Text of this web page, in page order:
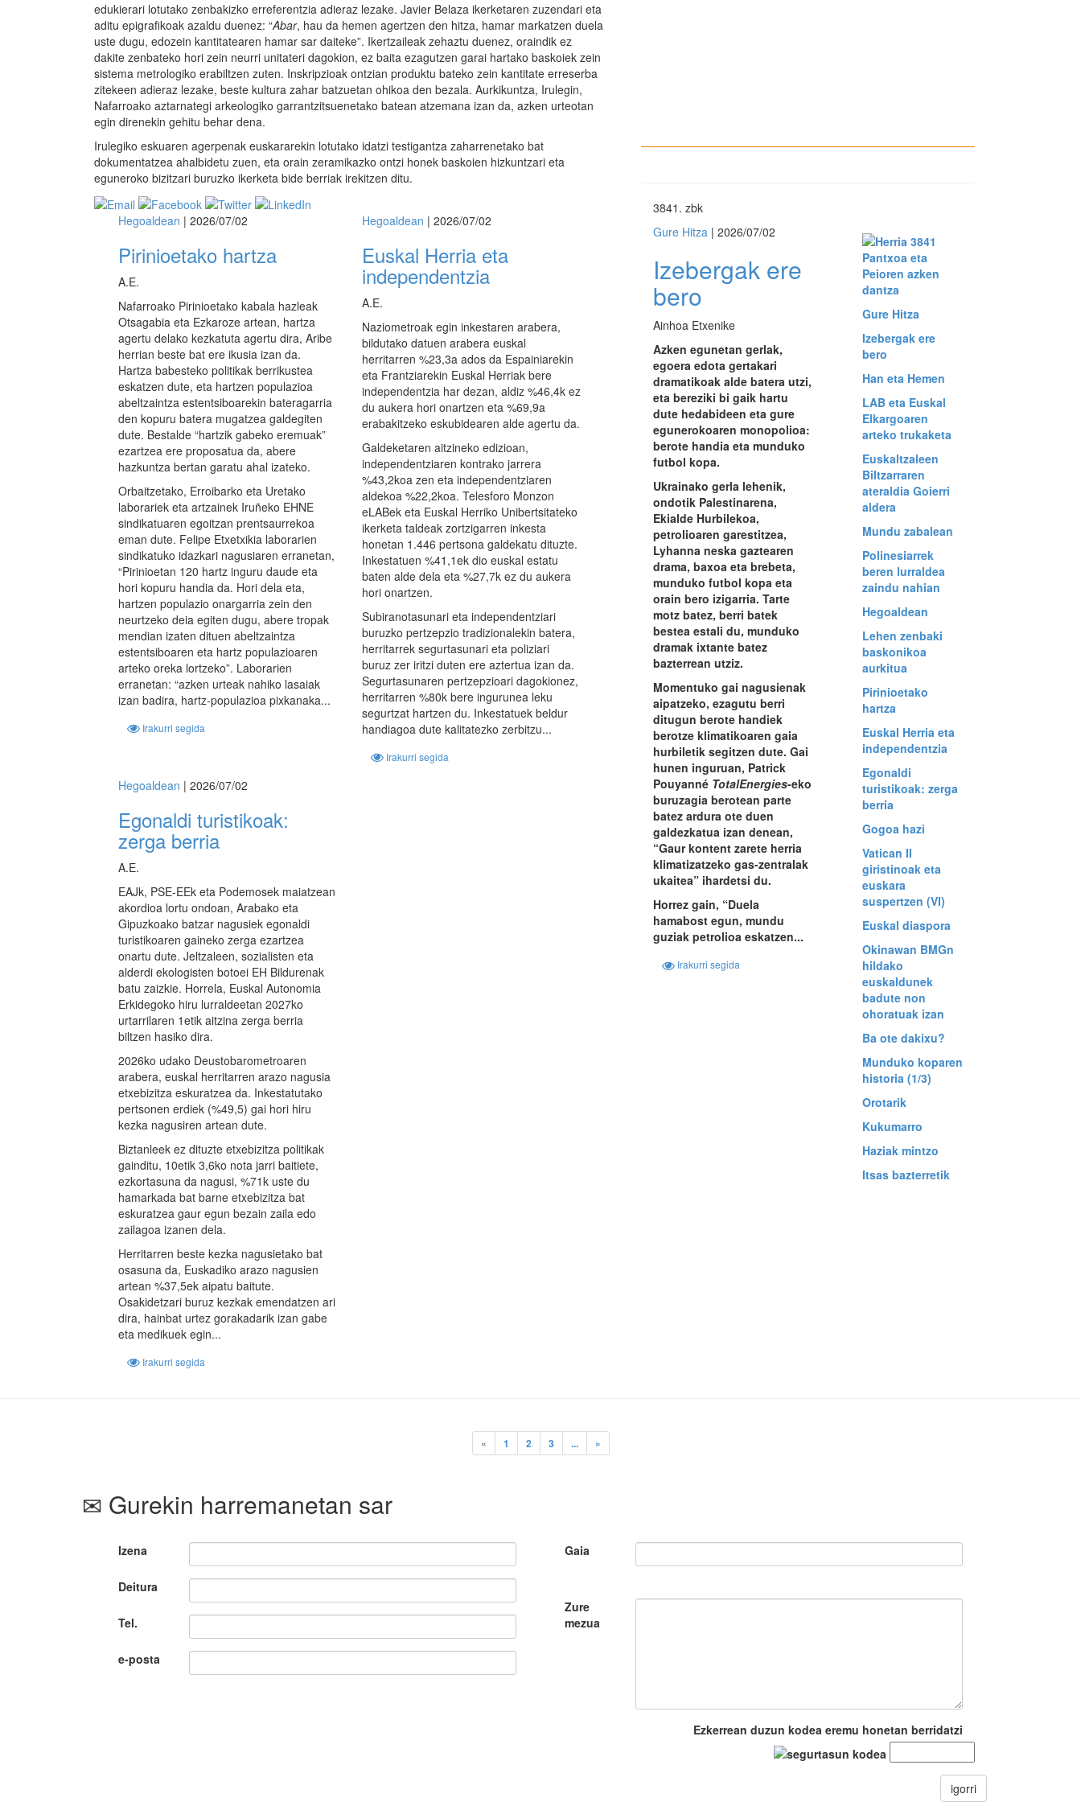
edukierari lotutako zenbakizko erreferentzia adieraz lezake. Javier Belaza ikerketaren zuzendari eta
aditu epigrafikoak azaldu duenez: “Abar, hau da hemen agertzen den hitza, hamar markatzen duela
uste dugu, edozein kantitatearen hamar sar daiteke”. Ikertzaileak zehaztu duenez, oraindik ez
dakite zenbateko hori zein neurri unitateri dagokion, ez baita ezagutzen garai hartako baskoiek zein
sistema metrologiko erabiltzen zuten. Inskripzioak ontzian produktu bateko zein kantitate erreserba
zitekeen adieraz lezake, beste kultura zahar batzuetan ohikoa den bezala. Aurkikuntza, Irulegin,
Nafarroako aztarnategi arkeologiko garrantzitsuenetako batean atzemana izan da, azken urteotan
egin direnekin gehitu behar dena.
Irulegiko eskuaren agerpenak euskararekin lotutako idatzi testigantza zaharrenetako bat
dokumentatzea ahalbidetu zuen, eta orain zeramikazko ontzi honek baskoien hizkuntzari eta
eguneroko bizitzari buruzko ikerketa bide berriak irekitzen ditu.
Hegoaldean | 2026/07/02
Pirinioetako hartza
A.E.
Nafarroako Pirinioetako kabala hazleak
Otsagabia eta Ezkaroze artean, hartza
agertu delako kezkatuta agertu dira, Aribe
herrian beste bat ere ikusia izan da.
Hartza babesteko politikak berrikustea
eskatzen dute, eta hartzen populazioa
abeltzaintza estentsiboarekin bateragarria
den kopuru batera mugatzea galdegiten
dute. Bestalde “hartzik gabeko eremuak”
ezartzea ere proposatua da, abere
hazkuntza bertan garatu ahal izateko.
Orbaitzetako, Erroibarko eta Uretako
laborariek eta artzainek Iruñeko EHNE
sindikatuaren egoitzan prentsaurrekoa
eman dute. Felipe Etxetxikia laborarien
sindikatuko idazkari nagusiaren erranetan,
“Pirinioetan 120 hartz inguru daude eta
hori kopuru handia da. Hori dela eta,
hartzen populazio onargarria zein den
neurtzeko deia egiten dugu, abere tropak
mendian izaten dituen abeltzaintza
estentsiboaren eta hartz populazioaren
arteko oreka lortzeko”. Laborarien
erranetan: “azken urteak nahiko lasaiak
izan badira, hartz-populazioa pixkanaka...
Irakurri segida
Hegoaldean | 2026/07/02
Euskal Herria eta
independentzia
A.E.
Naziometroak egin inkestaren arabera,
bildutako datuen arabera euskal
herritarren %23,3a ados da Espainiarekin
eta Frantziarekin Euskal Herriak bere
independentzia har dezan, aldiz %46,4k ez
du aukera hori onartzen eta %69,9a
erabakitzeko eskubidearen alde agertu da.
Galdeketaren aitzineko edizioan,
independentziaren kontrako jarrera
%43,2koa zen eta independentziaren
aldekoa %22,2koa. Telesforo Monzon
eLABek eta Euskal Herriko Unibertsitateko
ikerketa taldeak zortzigarren inkesta
honetan 1.446 pertsona galdekatu dituzte.
Inkestatuen %41,1ek dio euskal estatu
baten alde dela eta %27,7k ez du aukera
hori onartzen.
Subiranotasunari eta independentziari
buruzko pertzepzio tradizionalekin batera,
herritarrek segurtasunari eta poliziari
buruz zer iritzi duten ere aztertua izan da.
Segurtasunaren pertzepzioari dagokionez,
herritarren %80k bere ingurunea leku
segurtzat hartzen du. Inkestatuek beldur
handiagoa dute kalitatezko zerbitzu...
Irakurri segida
Hegoaldean | 2026/07/02
Egonaldi turistikoak:
zerga berria
A.E.
EAJk, PSE-EEk eta Podemosek maiatzean
akordioa lortu ondoan, Arabako eta
Gipuzkoako batzar nagusiek egonaldi
turistikoaren gaineko zerga ezartzea
onartu dute. Jeltzaleen, sozialisten eta
alderdi ekologisten botoei EH Bildurenak
batu zaizkie. Horrela, Euskal Autonomia
Erkidegoko hiru lurraldeetan 2027ko
urtarrilaren 1etik aitzina zerga berria
biltzen hasiko dira.
2026ko udako Deustobarometroaren
arabera, euskal herritarren arazo nagusia
etxebizitza eskuratzea da. Inkestatutako
pertsonen erdiek (%49,5) gai hori hiru
kezka nagusiren artean dute.
Biztanleek ez dituzte etxebizitza politikak
gainditu, 10etik 3,6ko nota jarri baitiete,
ezkortasuna da nagusi, %71k uste du
hamarkada bat barne etxebizitza bat
eskuratzea gaur egun bezain zaila edo
zailagoa izanen dela.
Herritarren beste kezka nagusietako bat
osasuna da, Euskadiko arazo nagusien
artean %37,5ek aipatu baitute.
Osakidetzari buruz kezkak emendatzen ari
dira, hainbat urtez gorakadarik izan gabe
eta medikuek egin...
Irakurri segida
3841 . zbk
Gure Hitza | 2026/07/02
Izebergak ere
bero
Ainhoa Etxenike
Azken egunetan gerlak,
egoera edota gertakari
dramatikoak alde batera utzi,
eta bereziki bi gaik hartu
dute hedabideen eta gure
egunerokoaren monopolioa:
berote handia eta munduko
futbol kopa.
Ukrainako gerla lehenik,
ondotik Palestinarena,
Ekialde Hurbilekoa,
petrolioaren garestitzea,
Lyhanna neska gaztearen
drama, baxoa eta brebeta,
munduko futbol kopa eta
orain bero izigarria. Tarte
motz batez, berri batek
bestea estali du, munduko
dramak ixtante batez
bazterrean utziz.
Momentuko gai nagusienak
aipatzeko, ezagutu berri
ditugun berote handiek
berotze klimatikoaren gaia
hurbiletik segitzen dute. Gai
hunen inguruan, Patrick
Pouyanné TotalEnergies-eko
buruzagia berotean parte
batez ardura ote duen
galdezkatua izan denean,
“Gaur kontent zarete herria
klimatizatzeko gas-zentralak
ukaitea” ihardetsi du.
Horrez gain, “Duela
hamabost egun, mundu
guziak petrolioa eskatzen...
Irakurri segida
Pantxoa eta
Peioren azken
dantza
Gure Hitza
Izebergak ere
bero
Han eta Hemen
LAB eta Euskal
Elkargoaren
arteko trukaketa
Euskaltzaleen
Biltzarraren
ateraldia Goierri
aldera
Mundu zabalean
Polinesiarrek
beren lurraldea
zaindu nahian
Hegoaldean
Lehen zenbaki
baskonikoa
aurkitua
Pirinioetako
hartza
Euskal Herria eta
independentzia
Egonaldi
turistikoak: zerga
berria
Gogoa hazi
Vatican II
giristinoak eta
euskara
suspertzen (VI)
Euskal diaspora
Okinawan BMGn
hildako
euskaldunek
badute non
ohoratuak izan
Ba ote dakixu?
Munduko koparen
historia (1/3)
Orotarik
Kukumarro
Haziak mintzo
Itsas bazterretik
« 1 2 3 ... »
Gurekin harremanetan sar
Izena
Deitura
Tel.
e-posta
Gaia
Zure
mezua
Ezkerrean duzun kodea eremu honetan berridatzi
igorri